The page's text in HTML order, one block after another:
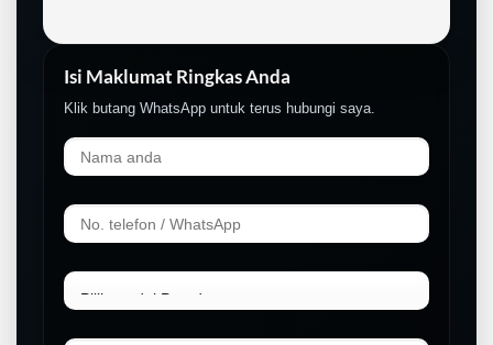
Isi Maklumat Ringkas Anda
Klik butang WhatsApp untuk terus hubungi saya.